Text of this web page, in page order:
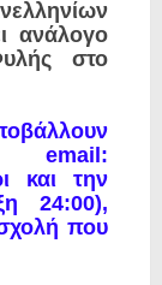
ανάλογο
στο
email:
και την
24:00),
που